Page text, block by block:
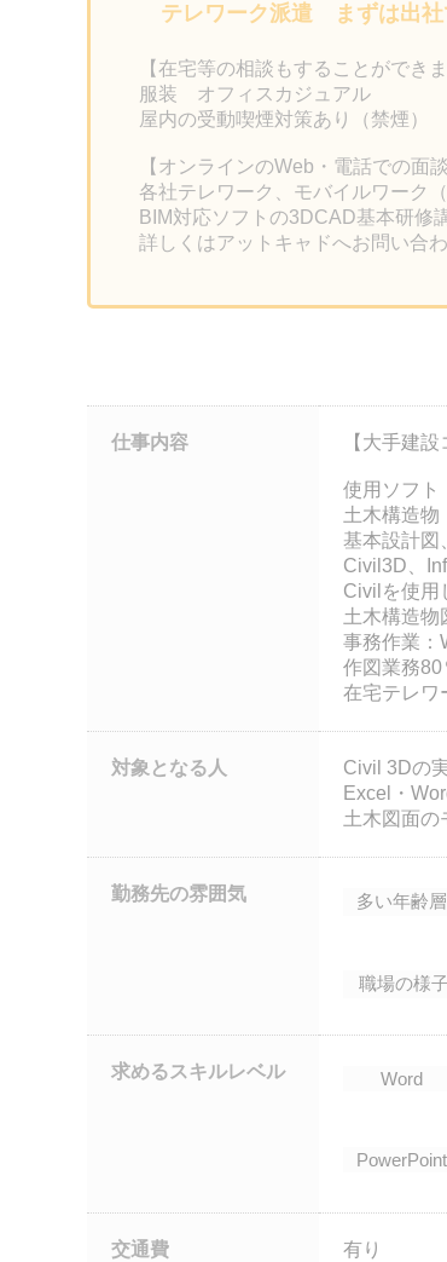
テレワーク派遣 まずは出社
【在宅等の相談もすることができま
服装 オフィスカジュアル
屋内の受動喫煙対策あり（禁煙）
【オンラインのWeb・電話での面
各社テレワーク、モバイルワーク
BIM対応ソフトの3DCAD基本研
詳しくはアットキャドへお問い合わ
仕事内容 【大手建
使用ソフト
土木構造物
基本設計図
Civil3D、
Civilを使用
土木構造物
事務作業：
作図業務
在宅テレワ
対象となる人
Civil 3Dの
Excel・
土木図面の
勤務先の雰囲気 多い年齢層
職場の様子
求めるスキルレベル Word
PowerPoint
交通費 有り